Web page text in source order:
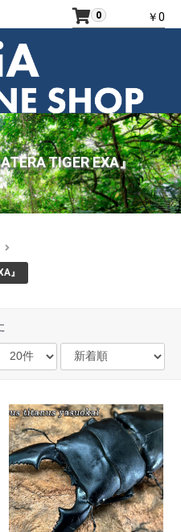
0 ￥0
TIGER EXA』
』